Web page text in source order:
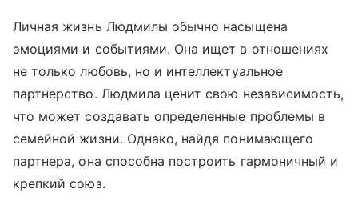
Личная жизнь Людмилы обычно насыщена
эмоциями и событиями. Она ищет в отношениях
не только любовь, но и интеллектуальное
партнерство. Людмила ценит свою независимость,
что может создавать определенные проблемы в
семейной жизни. Однако, найдя понимающего
партнера, она способна построить гармоничный и
крепкий союз.